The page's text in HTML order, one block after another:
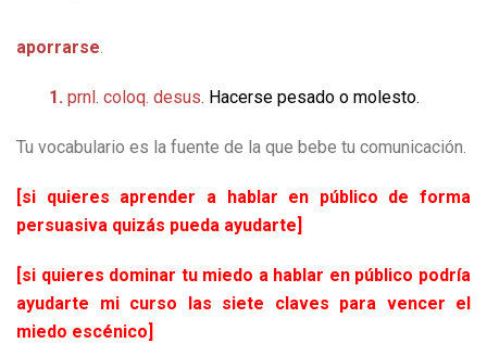
aporrarse.
1. prnl. coloq. desus. Hacerse pesado o molesto.
Tu vocabulario es la fuente de la que bebe tu comunicación.
[si quieres aprender a hablar en público de forma
persuasiva quizás pueda ayudarte]
[si quieres dominar tu miedo a hablar en público podría
ayudarte mi curso las siete claves para vencer el
miedo escénico]